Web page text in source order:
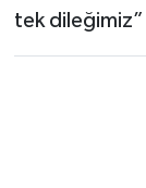
tek